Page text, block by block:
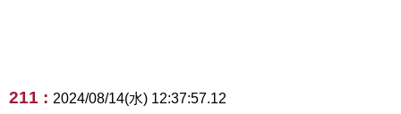
211 : 2024/08/14(水) 12:37:57.12